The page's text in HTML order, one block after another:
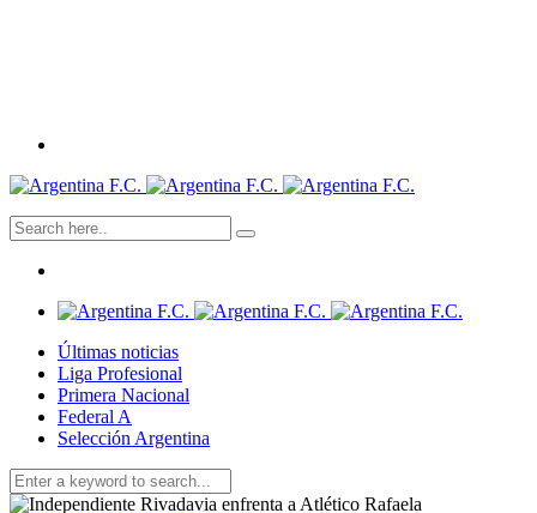
Últimas noticias
Liga Profesional
Primera Nacional
Federal A
Selección Argentina